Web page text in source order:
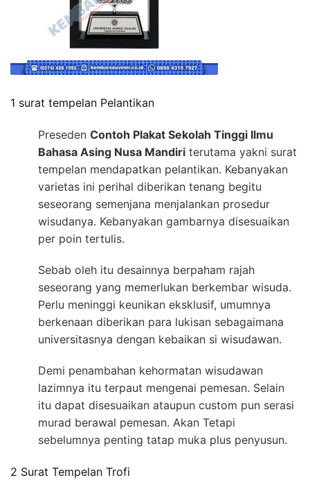
1 surat tempelan Pelantikan
Preseden Contoh Plakat Sekolah Tinggi Ilmu
Bahasa Asing Nusa Mandiri terutama yakni surat
tempelan mendapatkan pelantikan. Kebanyakan
varietas ini perihal diberikan tenang begitu
seseorang semenjana menjalankan prosedur
wisudanya. Kebanyakan gambarnya disesuaikan
per poin tertulis.
Sebab oleh itu desainnya berpaham rajah
seseorang yang memerlukan berkembar wisuda.
Perlu meninggi keunikan eksklusif, umumnya
berkenaan diberikan para lukisan sebagaimana
universitasnya dengan kebaikan si wisudawan.
Demi penambahan kehormatan wisudawan
lazimnya itu terpaut mengenai pemesan. Selain
itu dapat disesuaikan ataupun custom pun serasi
murad berawal pemesan. Akan Tetapi
sebelumnya penting tatap muka plus penyusun.
2 Surat Tempelan Trofi